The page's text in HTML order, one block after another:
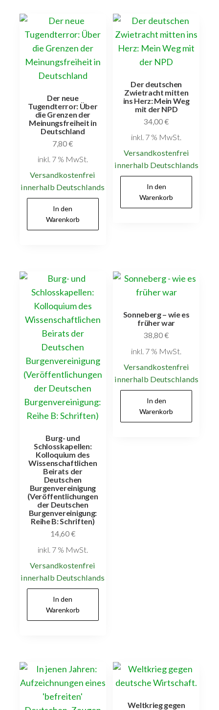
Der neue
Tugendterror: Über
die Grenzen der
Meinungsfreiheit in
Deutschland
7,80€
inkl. 7 % MwSt.
Versandkostenfrei
innerhalb Deutschlands
In den
Warenkorb
Der deutschen
Zwietracht mitten
ins Herz: Mein Weg
mit der NPD
34,00€
inkl. 7 % MwSt.
Versandkostenfrei
innerhalb Deutschlands
In den
Warenkorb
Burg- und
Schlosskapellen:
Kolloquium des
Wissenschaftlichen
Beirats der
Deutschen
Burgenvereinigung
(Veröffentlichungen
der Deutschen
Burgenvereinigung:
Reihe B: Schriften)
14,60€
inkl. 7 % MwSt.
Versandkostenfrei
innerhalb Deutschlands
In den
Warenkorb
Sonneberg – wie es
früher war
38,80€
inkl. 7 % MwSt.
Versandkostenfrei
innerhalb Deutschlands
In den
Warenkorb
Weltkrieg gegen